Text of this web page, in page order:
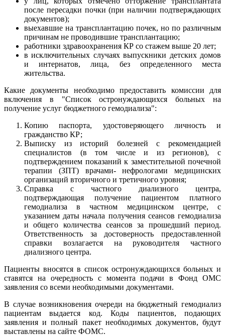
после пересадки почки (при наличии подтверждающих
документов);
выехавшие на трансплантацию почек, но по различным
причинам не проводившие трансплантацию;
работники здравоохранения КР со стажем выше 20 лет;
в исключительных случаях выпускники детских домов
и интернатов, лица, без определенного места
жительства.
Какие документы необходимо предоставить комиссии для
включения в "Список остронуждающихся больных на
получение услуг бюджетного гемодиализа":
Копию паспорта, удостоверяющего личность и
гражданство КР;
Выписку из историй болезней с рекомендацией
специалистов (в том числе и из регионов), с
подтверждением показаний к заместительной почечной
терапии (ЗПТ) врачами- нефрологами медицинских
организаций вторичного и третичного уровня;
Справка с частного диализного центра,
подтверждающая получение пациентом платного
гемодиализа в частном медицинском центре, с
указанием даты начала получения сеансов гемодиализа
и общего количества сеансов за прошедший период.
Ответственность за достоверность предоставленной
справки возлагается на руководителя частного
диализного центра.
Пациенты вносятся в список остронуждающихся больных и
ставятся на очередность с момента подачи в Фонд ОМС
заявления со всеми необходимыми документами.
В случае возникновения очереди на бюджетный гемодиализ
пациентам выдается код. Коды пациентов, подающих
заявления и полный пакет необходимых документов, будут
выставлены на сайте ФОМС.